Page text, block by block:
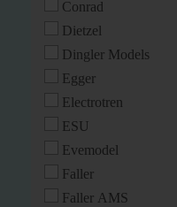
Conrad
Dietzel
Dingler Models
Egger
Electrotren
ESU
Evemodel
Faller
Faller AMS